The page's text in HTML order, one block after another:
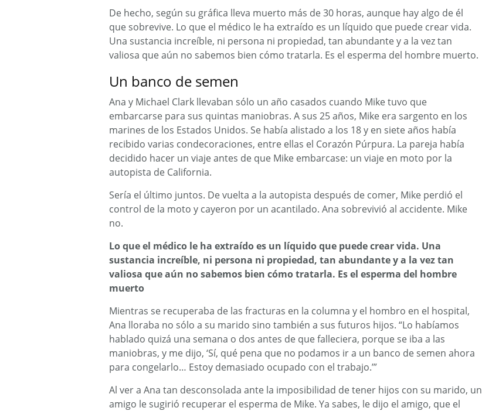
De hecho, según su gráfica lleva muerto más de 30 horas, aunque hay algo de él
que sobrevive. Lo que el médico le ha extraído es un líquido que puede crear vida.
Una sustancia increíble, ni persona ni propiedad, tan abundante y a la vez tan
valiosa que aún no sabemos bien cómo tratarla. Es el esperma del hombre muerto.
Un banco de semen
Ana y Michael Clark llevaban sólo un año casados cuando Mike tuvo que
embarcarse para sus quintas maniobras. A sus 25 años, Mike era sargento en los
marines de los Estados Unidos. Se había alistado a los 18 y en siete años había
recibido varias condecoraciones, entre ellas el Corazón Púrpura. La pareja había
decidido hacer un viaje antes de que Mike embarcase: un viaje en moto por la
autopista de California.
Sería el último juntos. De vuelta a la autopista después de comer, Mike perdió el
control de la moto y cayeron por un acantilado. Ana sobrevivió al accidente. Mike
no.
Lo que el médico le ha extraído es un líquido que puede crear vida. Una
sustancia increíble, ni persona ni propiedad, tan abundante y a la vez tan
valiosa que aún no sabemos bien cómo tratarla. Es el esperma del hombre
muerto
Mientras se recuperaba de las fracturas en la columna y el hombro en el hospital,
Ana lloraba no sólo a su marido sino también a sus futuros hijos. “Lo habíamos
hablado quizá una semana o dos antes de que falleciera, porque se iba a las
maniobras, y me dijo, ‘Sí, qué pena que no podamos ir a un banco de semen ahora
para congelarlo… Estoy demasiado ocupado con el trabajo.’”
Al ver a Ana tan desconsolada ante la imposibilidad de tener hijos con su marido, un
amigo le sugirió recuperar el esperma de Mike. Ya sabes, le dijo el amigo, que el